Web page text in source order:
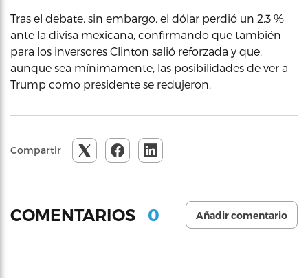
Tras el debate, sin embargo, el dólar perdió un 2.3 %
ante la divisa mexicana, confirmando que también
para los inversores Clinton salió reforzada y que,
aunque sea mínimamente, las posibilidades de ver a
Trump como presidente se redujeron.
Compartir
COMENTARIOS 0 Añadir comentario